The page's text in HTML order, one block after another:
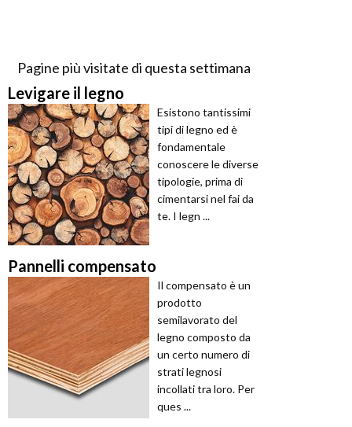
Pagine più visitate di questa settimana
Levigare il legno
Esistono tantissimi
tipi di legno ed è
fondamentale
conoscere le diverse
tipologie, prima di
cimentarsi nel fai da
te. I legn ...
Pannelli compensato
Il compensato è un
prodotto
semilavorato del
legno composto da
un certo numero di
strati legnosi
incollati tra loro. Per
ques ...